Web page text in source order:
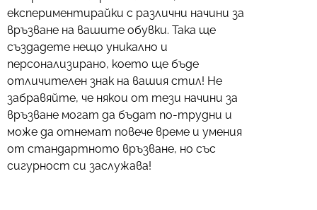
експериментирайки с различни начини за
връзване на вашите обувки. Така ще
създадете нещо уникално и
персонализирано, което ще бъде
отличителен знак на вашия стил! Не
забравяйте, че някои от тези начини за
връзване могат да бъдат по-трудни и
може да отнемат повече време и умения
от стандартното връзване, но със
сигурност си заслужава!